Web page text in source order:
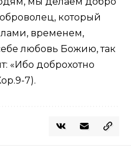
который
временем,
любовь Божию, так
«Ибо доброхотно
7).